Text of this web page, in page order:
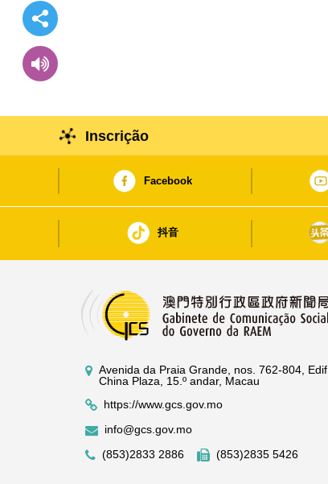
Inscrição
Facebook
抖音
Avenida da Praia Grande, nos. 762-804, Edif.
China Plaza, 15.º andar, Macau
https://www.gcs.gov.mo
info@gcs.gov.mo
(853)2833 2886
(853)2835 5426